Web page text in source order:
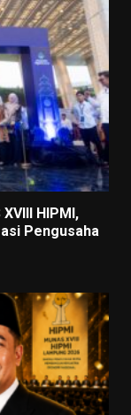
HIPMI,
Pengusaha